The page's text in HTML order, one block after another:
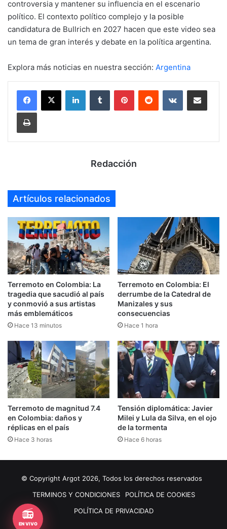
controversia y mantener su influencia en el escenario
político. El contexto político complejo y la posible
candidatura de Bullrich en 2027 hacen que este video sea
un tema de gran interés y debate en la política argentina.
Explora más noticias en nuestra sección: Argentina
LinkedInTumblr PinterestReddit VKontakteCompartir por mail
Imprimir
Redacción
Artículos relacionados
Terremoto en Colombia: La
tragedia que sacudió al país
y conmovió a sus artistas
más emblemáticos
Hace 13 minutos
Terremoto en Colombia: El
derrumbe de la Catedral de
Manizales y sus
consecuencias
Hace 1 hora
Terremoto de magnitud 7.4
en Colombia: daños y
réplicas en el país
Hace 3 horas
Tensión diplomática: Javier
Milei y Lula da Silva, en el ojo
de la tormenta
Hace 6 horas
© Copyright Argot 2026, Todos los derechos reservados
TERMINOS Y CONDICIONES
POLÍTICA DE COOKIES
POLÍTICA DE PRIVACIDAD
📻
EN VIVO